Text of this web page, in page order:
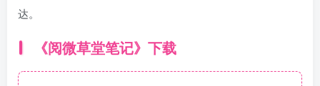
达。
《阅微草堂笔记》下载